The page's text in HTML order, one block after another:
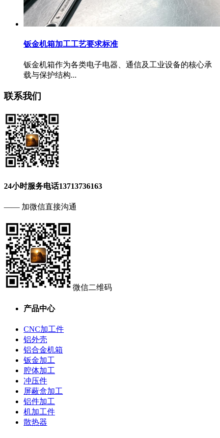
钣金机箱加工工艺要求标准
钣金机箱作为各类电子电器、通信及工业设备的核心承
载与保护结构...
联系我们
24小时服务电话13713736163
—— 加微信直接沟通
微信二维码
产品中心
CNC加工件
铝外壳
铝合金机箱
钣金加工
腔体加工
冲压件
屏蔽盒加工
铝件加工
机加工件
散热器